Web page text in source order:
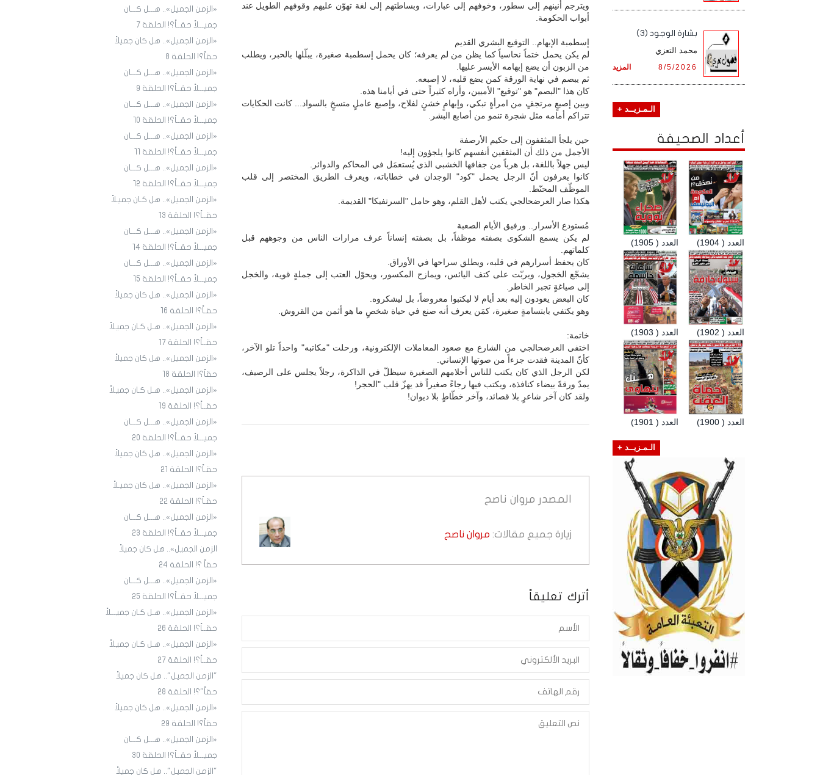
«الزمن الجميل».. هـــل كـــان
جميـــلاً حقــاً؟! الحلقة 7
«الزمن الجميل».. هل كان جميلاً
حقاً؟! الحلقة 8
«الزمن الجميل».. هـــل كـــان
جميـــلاً حقــاً؟! الحلقة 9
«الزمن الجميل».. هـــل كـــان
جميـــلاً حقــاً؟! الحلقة ١٠
«الزمن الجميل».. هـــل كـــان
جميـــلاً حقــاً؟! الحلقة ١1
«الزمن الجميل».. هـــل كـــان
جميـــلاً حقــاً؟! الحلقة ١2
«الزمن الجميل».. هل كـان جميـلاً
حقــاً؟! الحلقة ١3
«الزمن الجميل».. هـــل كـــان
جميـــلاً حقــاً؟! الحلقة ١4
«الزمن الجميل».. هـــل كـــان
جميـــلاً حقــاً؟! الحلقة 15
«الزمن الجميل».. هل كان جميلاً
حقـاً؟! الحلقة 16
«الزمن الجميل».. هـل كـان جميـلاً
حقــاً؟! الحلقة 17
«الزمن الجميل».. هل كان جميلاً
حقاً؟! الحلقة 18
«الزمن الجميل».. هـل كـان جميـلاً
حقــاً؟! الحلقة 19
«الزمن الجميل».. هـــل كـــان
جميـــلاً حقــاً؟! الحلقة 20
«الزمن الجميل».. هل كان جميلاً
حقـاً؟! الحلقة 21
«الزمن الجميل».. هل كان جميـلاً
حقـاً؟! الحلقة ٢٢
«الزمن الجميل».. هـــل كـــان
جميـــلاً حقــاً؟! الحلقة 23
الزمن الجميل».. هل كان جميلاً
حقاً ؟! الحلقة 24
«الزمن الجميل».. هـــل كـــان
جميـــلاً حقــاً؟! الحلقة 25
«الزمن الجميل».. هـل كـان جميـــلاً
حقــاً؟! الحلقة 26
«الزمن الجميل».. هـل كـان جميـلاً
حقــاً؟! الحلقة 27
"الزمن الجميل".. هل كان جميلاً
حقاً"؟! الحلقة 28
«الزمن الجميل».. هل كان جميلاً
حقاً؟! الحلقة 29
«الزمن الجميل».. هـــل كـــان
جميـــلاً حقــاً؟! الحلقة 30
"الزمن الجميل".. هل كان جميلاً
ويترجم أنينهم إلى سطور، وخوفهم إلى عبارات، وبساطتهم إلى لغة تهوّن عليهم وقوفهم الطويل عند
أبواب الحكومة.
إسطمبة الإبهام.. التوقيع البشري القديم
لم يكن يحمل ختماً نحاسياً كما يظن من لم يعرفه؛ كان يحمل إسطمبة صغيرة، يبلّلها بالحبر، ويطلب
من الزبون أن يضع إبهامه الأيسر عليها.
ثم يبصم في نهاية الورقة كمن يضع قلبه، لا إصبعه.
كان هذا "البصم" هو "توقيع" الأميين، وأراه كثيراً حتى في أيامنا هذه.
وبين إصبعٍ مرتجفٍ من امرأةٍ تبكي، وإبهامٍ خشنٍ لفلاح، وإصبع عاملٍ متسخٍ بالسواد... كانت الحكايات
تتراكم أمامه مثل شجرة تنمو من أصابع البشر.
حين يلجأ المثقفون إلى حكيم الأرصفة
الأجمل من ذلك أن المثقفين أنفسهم كانوا يلجؤون إليه!
ليس جهلاً باللغة، بل هرباً من جفافها الخشبي الذي يُستعمَل في المحاكم والدوائر.
كانوا يعرفون أنّ الرجل يحمل "كود" الوجدان في خطاباته، ويعرف الطريق المختصر إلى قلب
الموظّف المحنّط.
هكذا صار العرضحالجي يكتب لأهل القلم، وهو حامل "السرتفيكا" القديمة.
مُستودع الأسرار.. ورفيق الأيام الصعبة
لم يكن يسمع الشكوى بصفته موظفاً، بل بصفته إنساناً عرف مرارات الناس من وجوههم قبل
كلماتهم.
كان يحفظ أسرارهم في قلبه، ويطلق سراحها في الأوراق.
يشجّع الخجول، ويربّت على كتف اليائس، ويمازح المكسور، ويحوّل العتب إلى جملةٍ قوية، والخجل
إلى صياغةٍ تجبر الخاطر.
كان البعض يعودون إليه بعد أيام لا ليكتبوا معروضاً، بل ليشكروه.
وهو يكتفي بابتسامةٍ صغيرة، كمَن يعرف أنه صنع في حياة شخصٍ ما هو أثمن من القروش.
خاتمة:
اختفى العرضحالجي من الشارع مع صعود المعاملات الإلكترونية، ورحلت "مكاتبه" واحداً تلو الآخر،
كأنّ المدينة فقدت جزءاً من صوتها الإنساني.
لكن الرجل الذي كان يكتب للناس أحلامهم الصغيرة سيظلّ في الذاكرة، رجلاً يجلس على الرصيف،
يمدّ ورقةً بيضاء كنافذة، ويكتب فيها رجاءً صغيراً قد يهزّ قلب "الحجر!
ولقد كان آخر شاعرٍ بلا قصائد، وآخر خطّاطٍ بلا ديوان!
المصدر مروان ناصح
زيارة جميع مقالات: مروان ناصح
أترك تعليقاً
بشارة الوجود (3)
محمد التعزي
المزيد 8/5/2026
الـمـزيــد +
أعداد الصحيفة
العدد ( 1905) العدد ( 1904)
العدد ( 1903) العدد ( 1902)
العدد ( 1901) العدد ( 1900)
الـمـزيــد +